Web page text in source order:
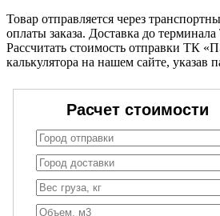
Товар отправляется через
оплаты заказа. Доставка до
Рассчитать стоимость отправки ТК
калькулятора на нашем сайте, указав